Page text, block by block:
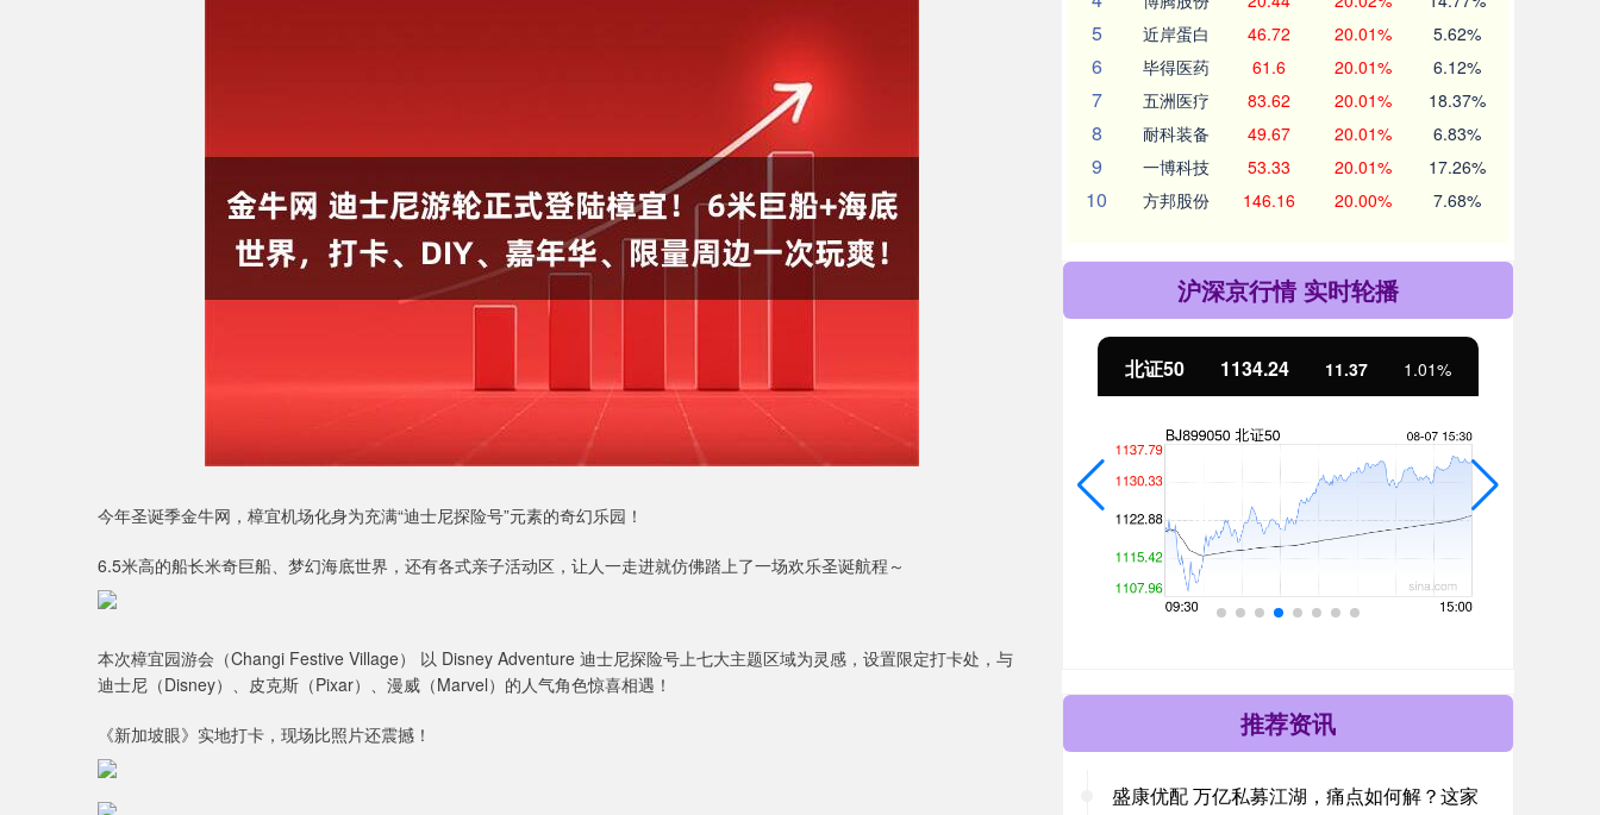
今年圣诞季金牛网，樟宜机场化身为充满“迪士尼探险号”元素的奇幻乐园！
6.5米高的船长米奇巨船、梦幻海底世界，还有各式亲子活动区，让人一走进就仿佛踏上了一场欢乐圣诞航程～
本次樟宜园游会（Changi Festive Village） 以 Disney Adventure 迪士尼探险号上七大主题区域为灵感，设置限定打卡处，与
迪士尼（Disney）、皮克斯（Pixar）、漫威（Marvel）的人气角色惊喜相遇！
《新加坡眼》实地打卡，现场比照片还震撼！
5 近岸蛋白 46.72 20.01% 5.62%
6 毕得医药 61.6 20.01% 6.12%
7 五洲医疗 83.62 20.01% 18.37%
8 耐科装备 49.67 20.01% 6.83%
9 一博科技 53.33 20.01% 17.26%
10 方邦股份 146.16 20.00% 7.68%
沪深京行情 实时轮播
北证50 1134.24 11.37 1.01%
推荐资讯
盛康优配 万亿私募江湖，痛点如何解？这家